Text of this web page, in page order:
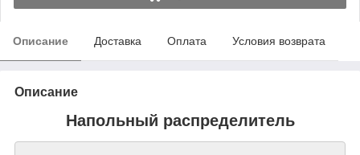
Описание Доставка Оплата Условия возврата
Описание
Напольный распределитель